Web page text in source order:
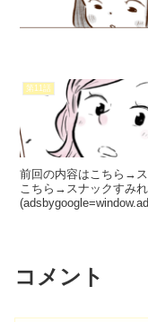
第11話
前回の内容はこちら→
こちら→スナックすみ
コメント